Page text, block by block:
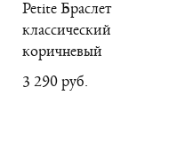
Petite Браслет
классический
коричневый
3 290 pуб.